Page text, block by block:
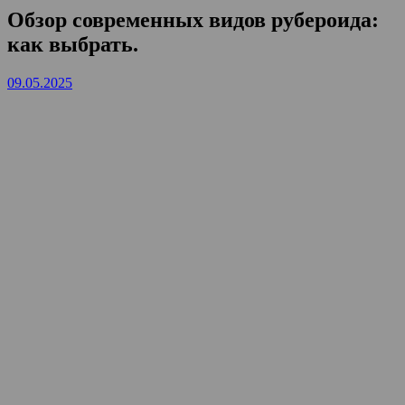
Обзор современных видов рубероида:
как выбрать.
09.05.2025